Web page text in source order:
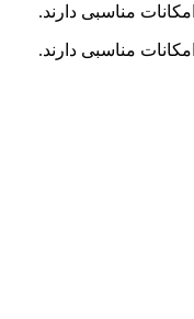
مناسبی دارند.
مناسبی دارند.